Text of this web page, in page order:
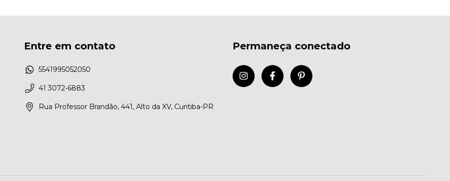
Entre em contato
5541995052050
41 3072-6883
Rua Professor Brandão, 441, Alto da XV, Curitiba-PR
Permaneça conectado